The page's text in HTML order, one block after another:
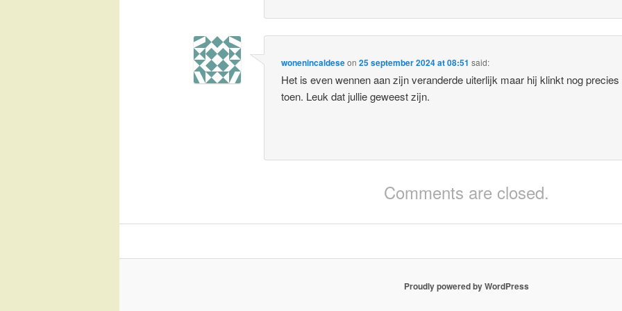
wonenincaldeseon25 september 2024 at 08:51 said:
Het is even wennen aan zijn veranderde uiterlijk maar hij klinkt nog
toen. Leuk dat jullie geweest zijn.
Comments are closed.
Proudly powered by WordPress